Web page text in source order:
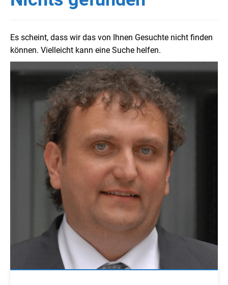
Es scheint, dass wir das von Ihnen Gesuchte nicht finden
können. Vielleicht kann eine Suche helfen.